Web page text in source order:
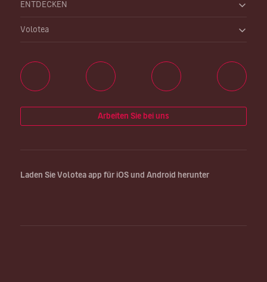
ENTDECKEN
Volotea
Arbeiten Sie bei uns
Laden Sie Volotea app für iOS und Android herunter